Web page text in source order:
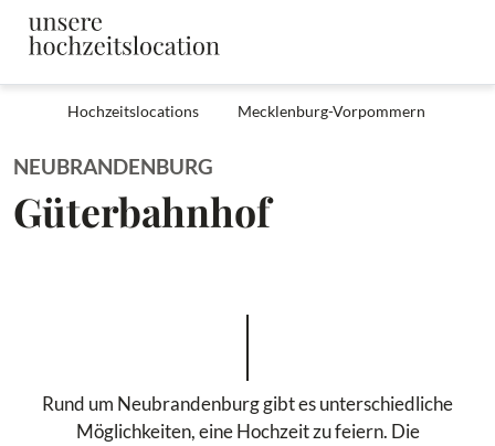
Hochzeitslocations Mecklenburg-Vorpommern
NEUBRANDENBURG
Güterbahnhof
Rund um Neubrandenburg gibt es unterschiedliche
Möglichkeiten, eine Hochzeit zu feiern. Die